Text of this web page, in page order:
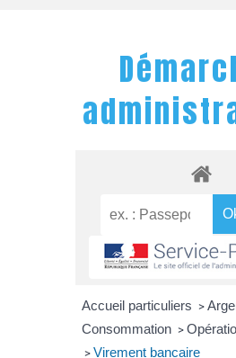
Accueil particuliers >
Consommation >
> Virement bancaire